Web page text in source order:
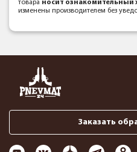
товара носит ознакомительный
изменены производителем без
Заказать